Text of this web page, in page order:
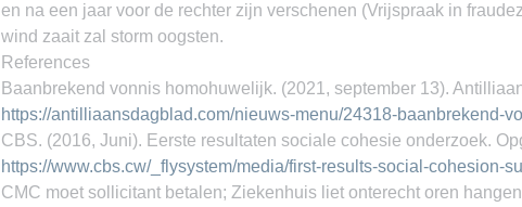
en na een jaar voor de rechter zijn verschenen (Vrijspraak in
wind zaait zal storm oogsten.
References
Baanbrekend vonnis homohuwelijk. (2021, september 13).
https://antilliaansdagblad.com/nieuws-menu/24318-baanbrekend-
CBS. (2016, Juni). Eerste resultaten sociale cohesie onderzoek.
https://www.cbs.cw/_flysystem/media/first-results-social-cohesion-
CMC moet sollicitant betalen; Ziekenhuis liet onterecht oren